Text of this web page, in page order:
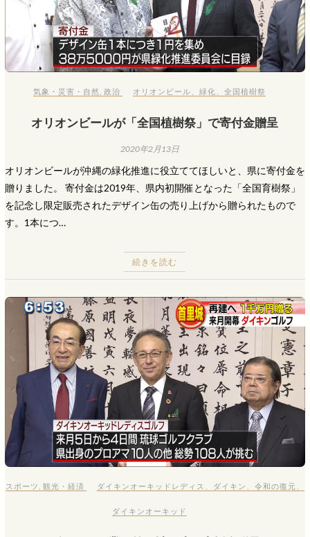
気象・災害・自然 ,政治 オリオンビール 、緑化 、全国植樹祭
オリオンビールが「全国植樹祭」で寄付金贈呈
2020年2月13日
オリオンビールが沖縄の緑化推進に役立ててほしいと、県に寄付金を
贈りました。 寄付金は2019年、県内初開催となった「全国育樹祭」
を記念し限定販売されたデザイン缶の売り上げから贈られたもので
す。1本につ…
続きを読む
スポーツ 観光・経済 ダイキンオーキッドレディス ダイキン 令和の復元
ダイキンオーキッド